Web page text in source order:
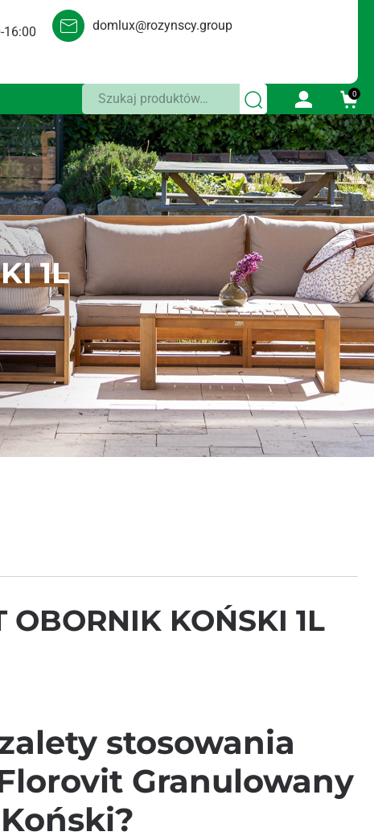
16:00 domlux@rozynscy.group
Szukaj: 0
1L
OBORNIK KOŃSKI 1L
stosowania
Granulowany